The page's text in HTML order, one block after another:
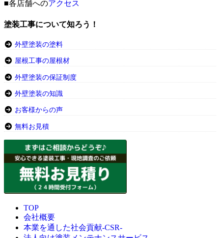
■各店舗へのアクセス
塗装工事について知ろう！
外壁塗装の塗料
屋根工事の屋根材
外壁塗装の保証制度
外壁塗装の知識
お客様からの声
無料お見積
TOP
会社概要
本業を通した社会貢献-CSR-